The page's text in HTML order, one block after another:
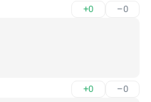
+0 –0
+0 –0